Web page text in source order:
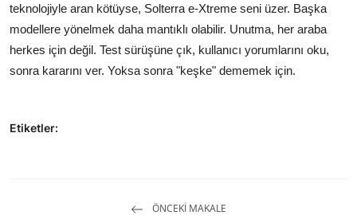
teknolojiyle aran kötüyse, Solterra e-Xtreme seni üzer. Başka
modellere yönelmek daha mantıklı olabilir. Unutma, her araba
herkes için değil. Test sürüşüne çık, kullanıcı yorumlarını oku,
sonra kararını ver. Yoksa sonra "keşke" dememek için.
Etiketler:
ÖNCEKI MAKALE